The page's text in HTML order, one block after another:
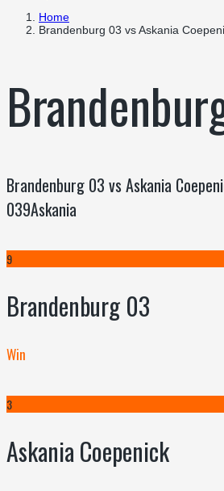
Home
Brandenburg 03 vs Askania
Brandenburg 03 vs Askania
039Askania
9
Brandenburg 03
Win
3
Askania Coepenick